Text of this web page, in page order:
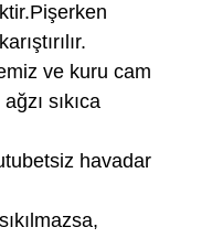
ve kuru cam
sıkıca
havadar